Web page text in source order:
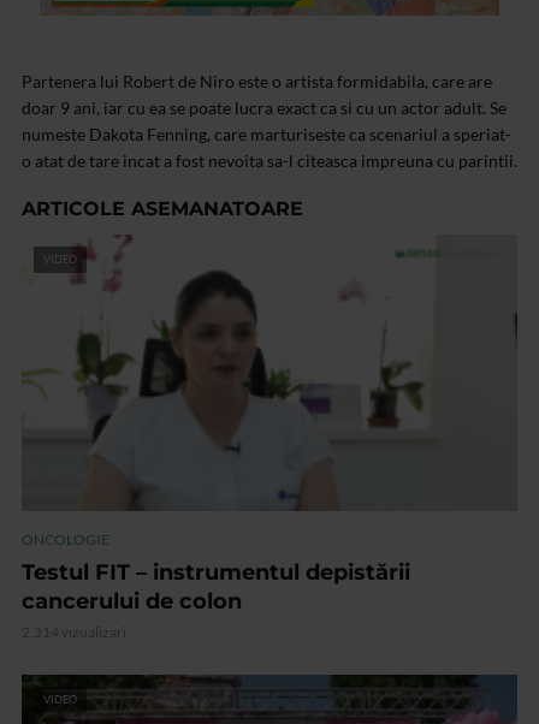
Partenera lui Robert de Niro este o artista formidabila, care are
doar 9 ani, iar cu ea se poate lucra exact ca si cu un actor adult. Se
numeste Dakota Fenning, care marturiseste ca scenariul a speriat-
o atat de tare incat a fost nevoita sa-l citeasca impreuna cu parintii.
ARTICOLE ASEMANATOARE
VIDEO
ONCOLOGIE
Testul FIT – instrumentul depistării
cancerului de colon
2.314 vizualizari
VIDEO